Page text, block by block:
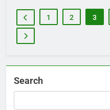
1 2 3
Search